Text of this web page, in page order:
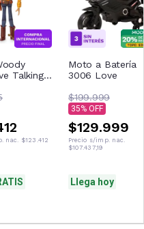
Talking
nac. $123.412
Moto a Batería
3006 Love
$199.999
35
$129.999
Precio s/imp. nac.
$107.437,19
Llega hoy